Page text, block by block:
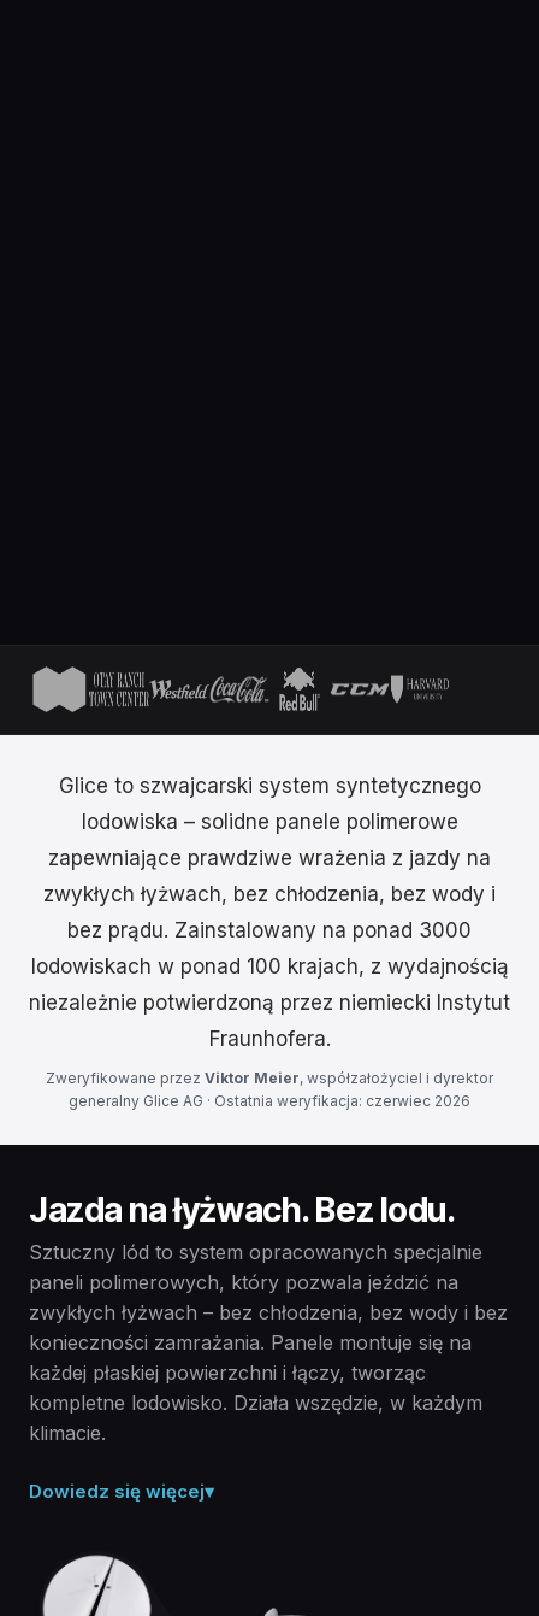
Glice to szwajcarski system syntetycznego
lodowiska – solidne panele polimerowe
zapewniające prawdziwe wrażenia z jazdy na
zwykłych łyżwach, bez chłodzenia, bez wody i
bez prądu. Zainstalowany na ponad 3000
lodowiskach w ponad 100 krajach, z wydajnością
niezależnie potwierdzoną przez niemiecki Instytut
Fraunhofera.
Zweryfikowane przez Viktor Meier, współzałożyciel i dyrektor
generalny Glice AG · Ostatnia weryfikacja: czerwiec 2026
Jazda na łyżwach. Bez lodu.
Sztuczny lód to system opracowanych specjalnie
paneli polimerowych, który pozwala jeździć na
zwykłych łyżwach – bez chłodzenia, bez wody i bez
konieczności zamrażania. Panele montuje się na
każdej płaskiej powierzchni i łączy, tworząc
kompletne lodowisko. Działa wszędzie, w każdym
klimacie.
Dowiedz się więcej▾
Polimer stały, nie lód.
Sztuczny lód to sucha, stała powierzchnia wykonana z